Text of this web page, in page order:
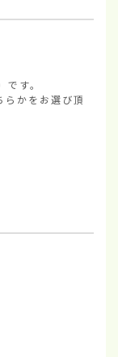
す。
かをお選び頂